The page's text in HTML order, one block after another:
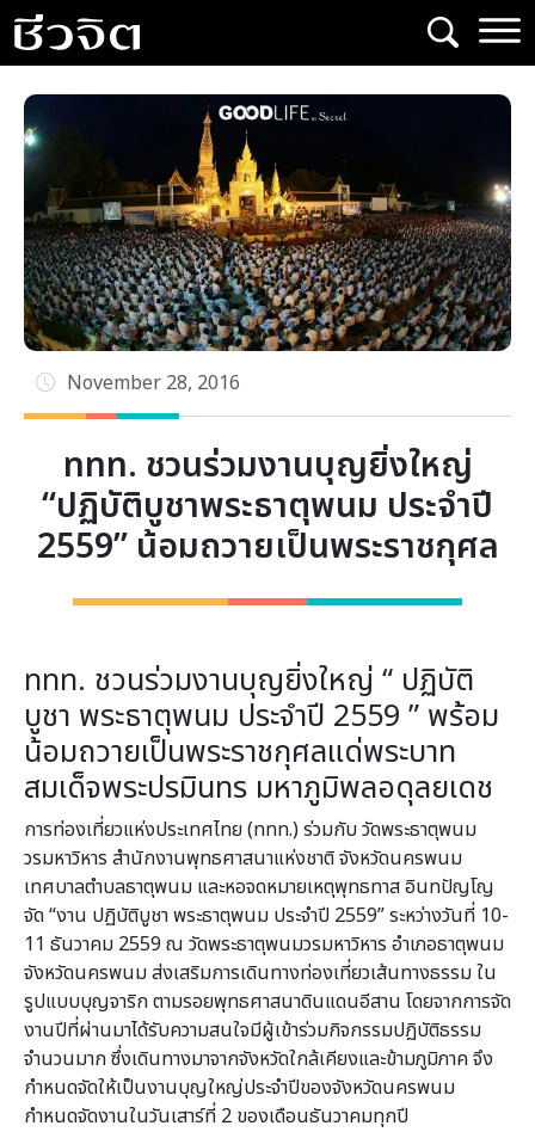
Skip
to
content
November 28, 2016
ททท. ชวนร่วมงานบุญยิ่งใหญ่
“ปฏิบัติบูชาพระธาตุพนม ประจำปี
2559” น้อมถวายเป็นพระราชกุศล
ททท. ชวนร่วมงานบุญยิ่งใหญ่ “ ปฏิบัติ
บูชา พระธาตุพนม ประจำปี 2559 ” พร้อม
น้อมถวายเป็นพระราชกุศลแด่พระบาท
สมเด็จพระปรมินทร มหาภูมิพลอดุลยเดช
การท่องเที่ยวแห่งประเทศไทย (ททท.) ร่วมกับ วัดพระธาตุพนม
วรมหาวิหาร สำนักงานพุทธศาสนาแห่งชาติ จังหวัดนครพนม
เทศบาลตำบลธาตุพนม และหอจดหมายเหตุพุทธทาส อินทปัญโญ
จัด “งาน ปฏิบัติบูชา พระธาตุพนม ประจำปี 2559” ระหว่างวันที่ 10-
11 ธันวาคม 2559 ณ วัดพระธาตุพนมวรมหาวิหาร อำเภอธาตุพนม
จังหวัดนครพนม ส่งเสริมการเดินทางท่องเที่ยวเส้นทางธรรม ใน
รูปแบบบุญจาริก ตามรอยพุทธศาสนาดินแดนอีสาน โดยจากการจัด
งานปีที่ผ่านมาได้รับความสนใจมีผู้เข้าร่วมกิจกรรมปฏิบัติธรรม
จำนวนมาก ซึ่งเดินทางมาจากจังหวัดใกล้เคียงและข้ามภูมิภาค จึง
กำหนดจัดให้เป็นงานบุญใหญ่ประจำปีของจังหวัดนครพนม
กำหนดจัดงานในวันเสาร์ที่ 2 ของเดือนธันวาคมทุกปี